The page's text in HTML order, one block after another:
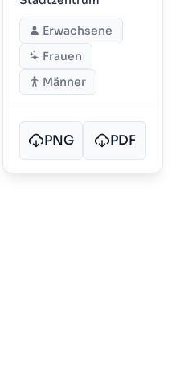
Erwachsene
Frauen
Männer
PNG PDF